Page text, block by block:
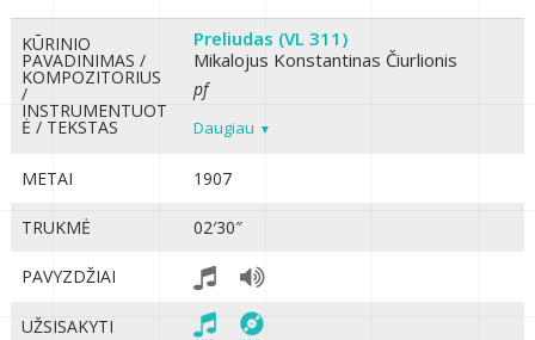
KŪRINIO
PAVADINIMAS /
KOMPOZITORIUS
/
INSTRUMENTUOT
Ė / TEKSTAS
Preliudas (VL 311)
Mikalojus Konstantinas Čiurlionis
pf
Daugiau
METAI 1907
TRUKMĖ 02′30″
PAVYZDŽIAI
UŽSISAKYTI